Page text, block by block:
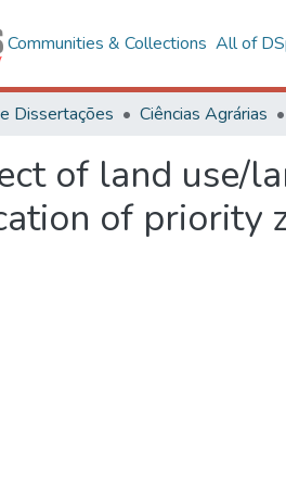
Communities & Collections All of
Dissertações Ciências Agrárias
of land use/
of priority